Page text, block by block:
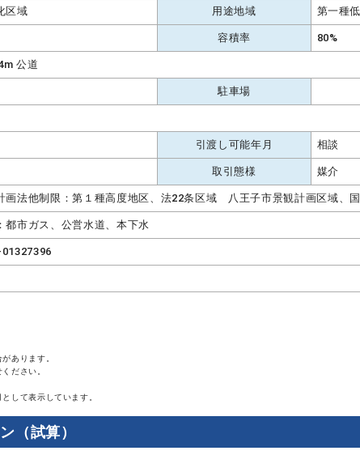
区域 用途地域 第一種
容積率 80%
公道
駐車場
引渡し可能年月 相談
取引態様 媒介
画法他制限：第１種高度地区、法22条区域 八王子市景観計画区域、
都市ガス、公営水道、本下水
あります。
ださい。
して表示しています。
（試算）